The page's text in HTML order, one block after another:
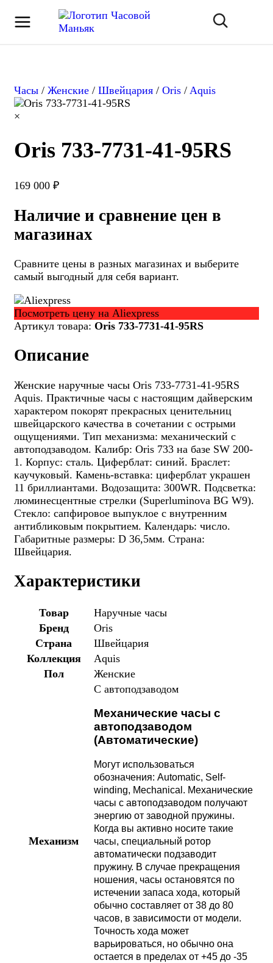
Часы / Женские / Швейцария / Oris / Aquis
×
Oris 733-7731-41-95RS
169 000 ₽
Наличие и сравнение цен в
магазинах
Сравните цены в разных магазинах и выберите
самый выгодный для себя вариант.
Посмотреть цену на Aliexpress
Артикул товара: Oris 733-7731-41-95RS
Описание
Женские наручные часы Oris 733-7731-41-95RS
Aquis. Практичные часы с настоящим дайверским
характером покорят прекрасных ценительниц
швейцарского качества в сочетании с острыми
ощущениями. Тип механизма: механический с
автоподзаводом. Калибр: Oris 733 на базе SW 200-
1. Корпус: сталь. Циферблат: синий. Браслет:
каучуковый. Камень-вставка: циферблат украшен
11 бриллиантами. Водозащита: 300WR. Подсветка:
люминесцентные стрелки (Superluminova BG W9).
Стекло: сапфировое выпуклое с внутренним
антибликовым покрытием. Календарь: число.
Габаритные размеры: D 36,5мм. Страна:
Швейцария.
Характеристики
Товар
Наручные часы
Бренд
Oris
Страна
Швейцария
Коллекция
Aquis
Пол
Женские
Механизм
С автоподзаводом
Механические часы с
автоподзаводом
(Автоматические)
Могут использоваться
обозначения: Automatic, Self-
winding, Mechanical. Механические
часы с автоподзаводом получают
энергию от заводной пружины.
Когда вы активно носите такие
часы, специальный ротор
автоматически подзаводит
пружину. В случае прекращения
ношения, часы остановятся по
истечении запаса хода, который
обычно составляет от 38 до 80
часов, в зависимости от модели.
Точность хода может
варьироваться, но обычно она
остается в пределах от +45 до -35